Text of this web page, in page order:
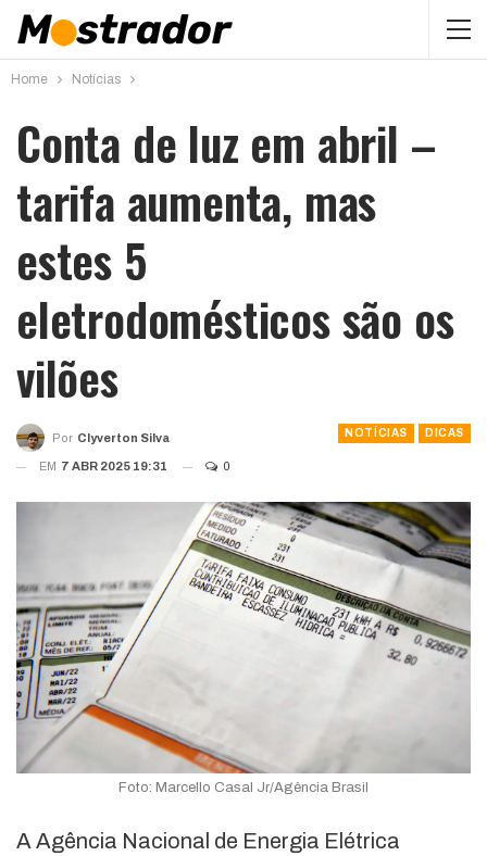
Home Notícias
Conta de luz em abril –
tarifa aumenta, mas
estes 5
eletrodomésticos são os
vilões
NOTÍCIAS DICAS
Por Clyverton Silva
EM 7 ABR 2025 19:31 0
Foto: Marcello Casal Jr/Agência Brasil
A Agência Nacional de Energia Elétrica